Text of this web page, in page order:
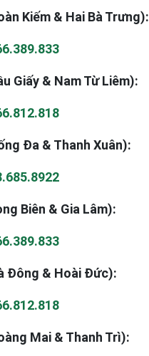
Kiếm & Hai Bà Trưng):
Giấy & Nam Từ Liêm):
Đa & Thanh Xuân):
Biên & Gia Lâm):
Đông & Hoài Đức):
Mai & Thanh Trì):